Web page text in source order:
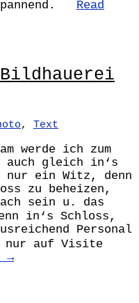
Read
, Text
werde ich zum
auch gleich in‘s
nur ein Witz, denn
zu beheizen,
sein u. das
in‘s Schloss,
Personal
nur auf Visite
→